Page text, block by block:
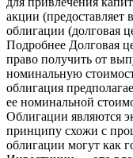
акции (предоставляет
облигации (долговая
Подробнее Долговая
право получить от
номинальную
облигация
ее номинальной
Облигации являются
принципу схожи с
облигации могут как